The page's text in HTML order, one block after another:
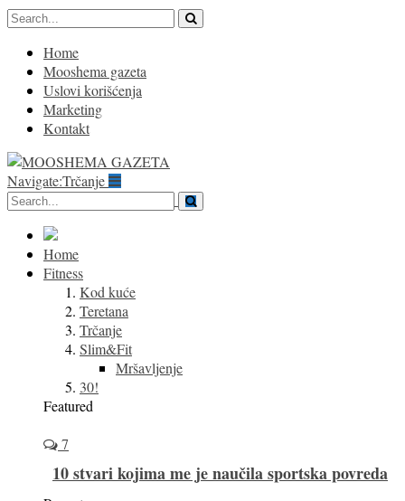
Home
Mooshema gazeta
Uslovi korišćenja
Marketing
Kontakt
Navigate:Trčanje
Home
Fitness
Kod kuće
Teretana
Trčanje
Slim&Fit
Mršavljenje
30!
Featured
7
10 stvari kojima me je naučila sportska povreda